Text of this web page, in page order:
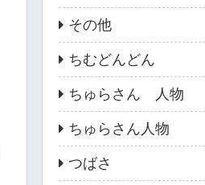
その他
ちむどんどん
ちゅらさん 人物
ちゅらさん人物
つばさ